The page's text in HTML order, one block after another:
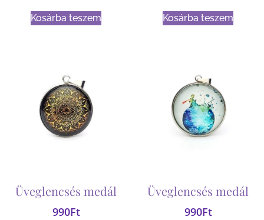
Kosárba teszem Kosárba teszem
Üveglencsés medál
990Ft
Üveglencsés medál
990Ft